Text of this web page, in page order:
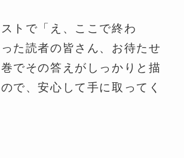
トで「え、ここで終わ
た読者の皆さん、お待たせ
でその答えがしっかりと描
で、安心して手に取ってく